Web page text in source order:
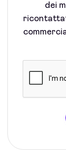
dei